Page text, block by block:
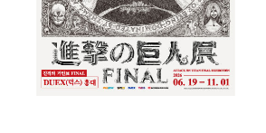
소미미디어 | 2018년 09월 20일